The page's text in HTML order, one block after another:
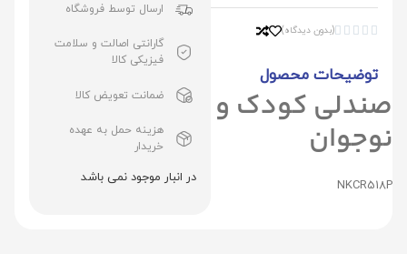




(بدون دیدگاه)
توضیحات محصول
صندلی کودک و
نوجوان
NKCR518P
ارسال توسط فروشگاه
گارانتی اصالت و سلامت
فیزیکی کالا
ضمانت تعویض کالا
هزینه حمل به عهده
خریدار
در انبار موجود نمی باشد